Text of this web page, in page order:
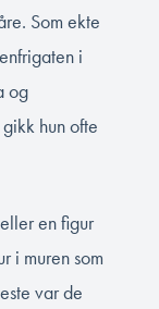
Som ekte
i
og
hun ofte
en figur
i muren som
var de